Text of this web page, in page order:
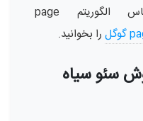
بهینه‌سازی سایت بر اساس الگوریتم page
را بخوانید.
سئو سیاه